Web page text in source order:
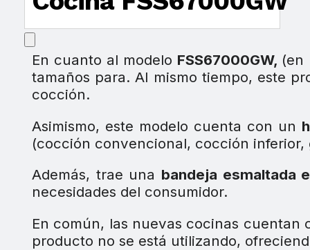
En cuanto al modelo FSS67000GW, (en
tamaños para. Al mismo tiempo, este
cocción.
Asimismo, este modelo cuenta con un
(cocción convencional, cocción
Además, trae una bandeja esmaltada
necesidades del consumidor.
En común, las nuevas cocinas cuentan
producto no se está utilizando,